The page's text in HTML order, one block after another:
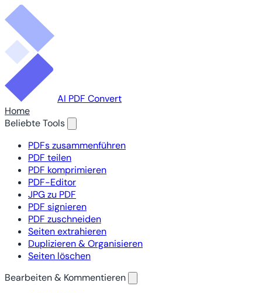
AI PDF Convert
Home
Beliebte Tools
PDFs zusammenführen
PDF teilen
PDF komprimieren
PDF-Editor
JPG zu PDF
PDF signieren
PDF zuschneiden
Seiten extrahieren
Duplizieren & Organisieren
Seiten löschen
Bearbeiten & Kommentieren